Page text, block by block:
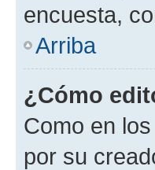
encuesta,
Arriba
¿Cómo
Como en
por su